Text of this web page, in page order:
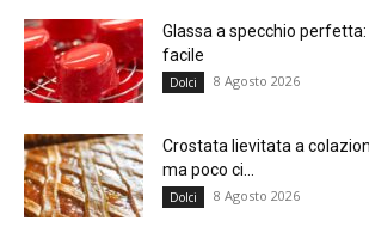
Glassa a specchio
facile
Dolci 8 Agosto 2026
Crostata lievitata a
ma poco ci...
Dolci 8 Agosto 2026